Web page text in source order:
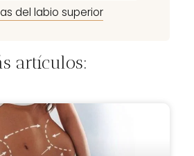
del labio superior
artículos: